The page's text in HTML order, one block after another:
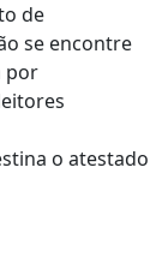
de
se encontre
por
o atestado